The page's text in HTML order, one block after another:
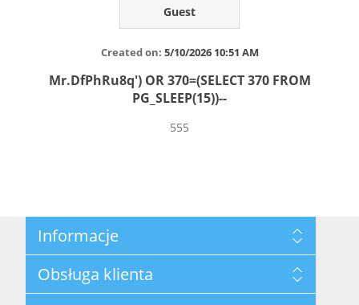
Guest
Created on: 5/10/2026 10:51 AM
Mr.DfPhRu8q') OR 370=(SELECT 370 FROM
PG_SLEEP(15))--
555
Informacje
Privacy Policy
Terms and Conditions
Obsługa klienta